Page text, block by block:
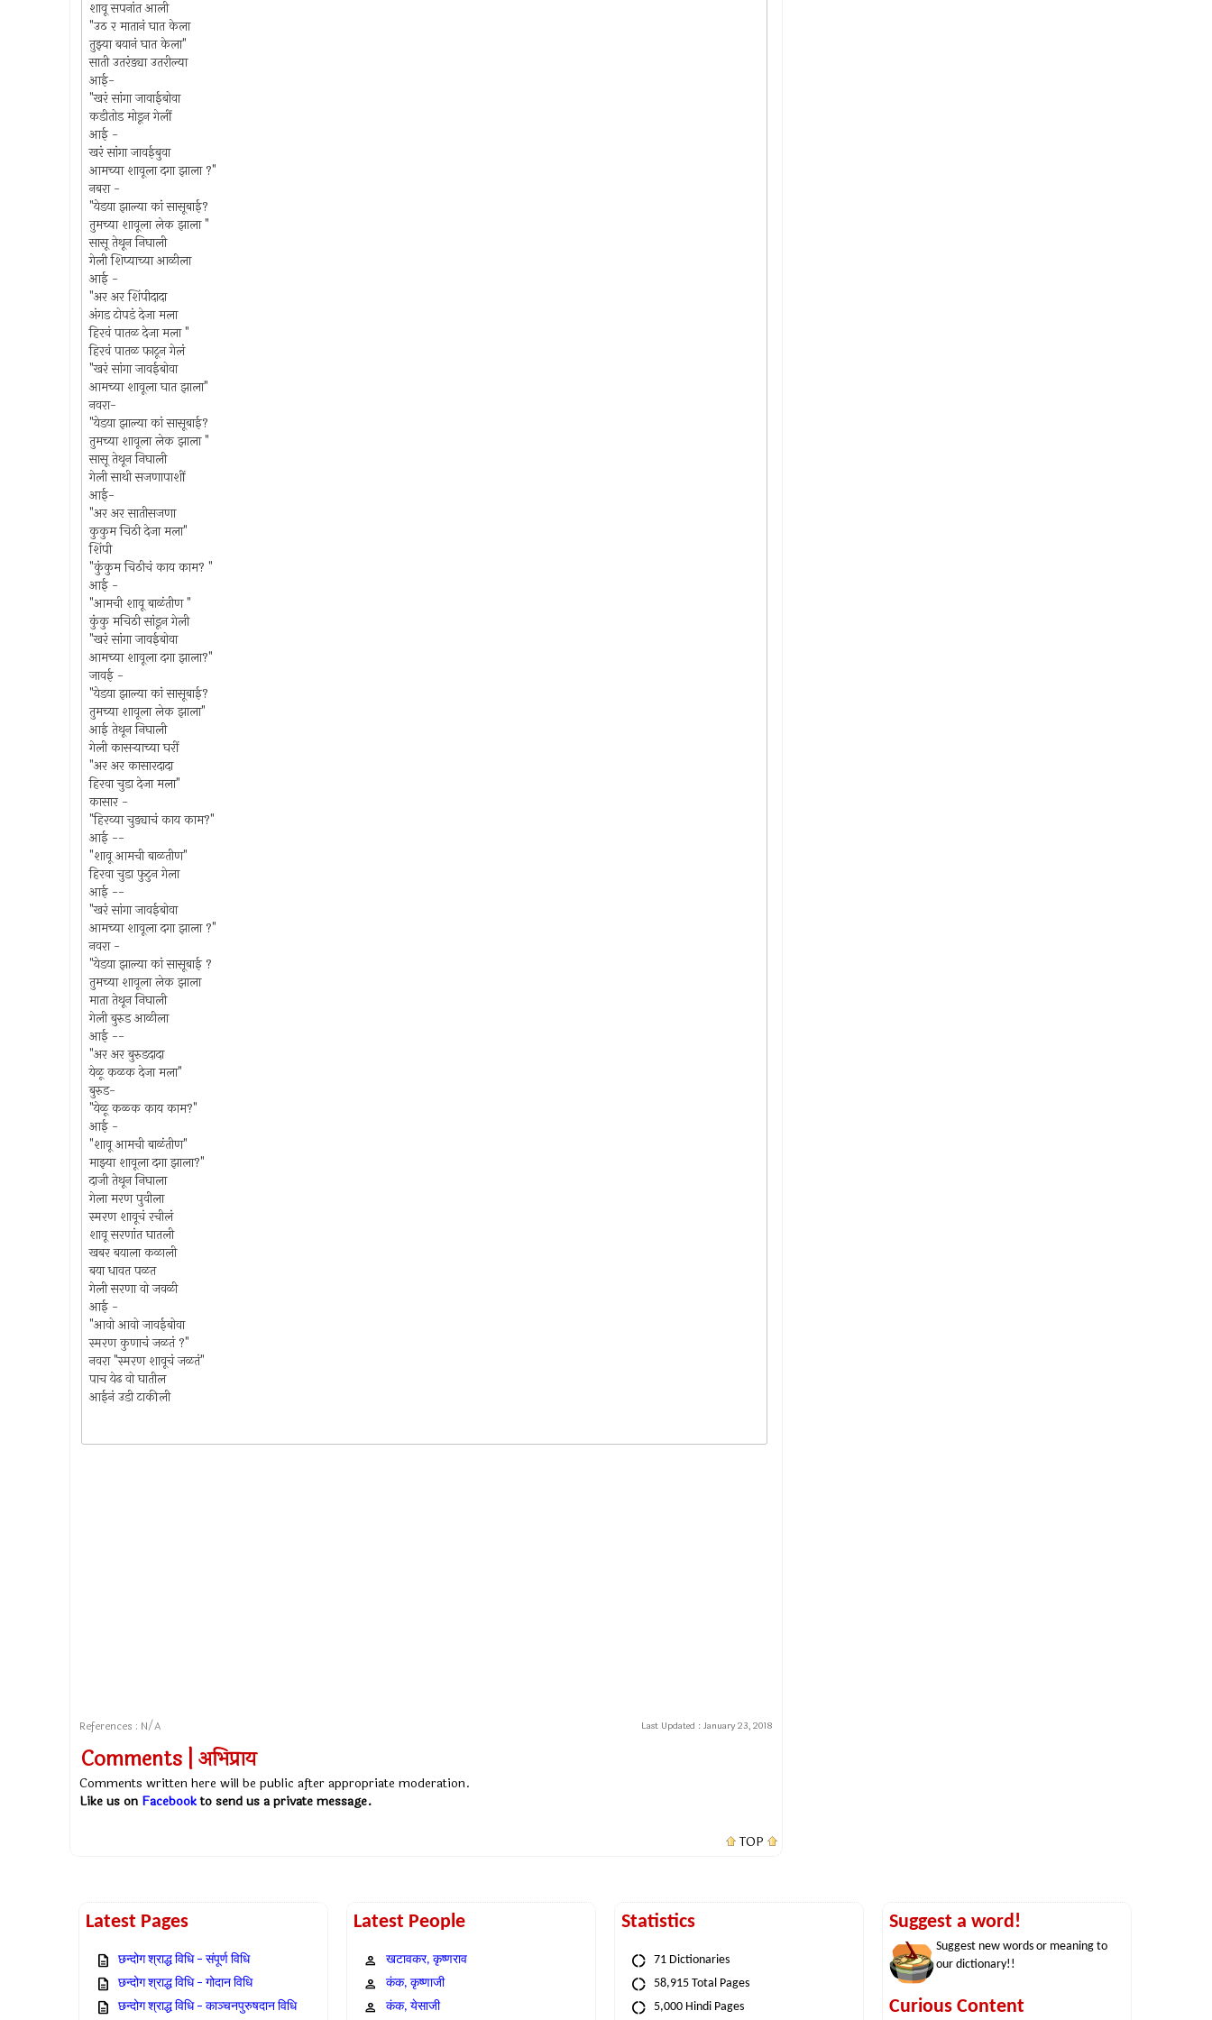
शावू सपनांत आली
"उठ र मातानं घात केला
तुझ्या बयानं घात केला"
साती उतरंड्या उतरील्या
आई-
"खरं सांगा जावाईबोवा
कडीतोड मोडून गेलीं
आई -
खरं सांगा जावईबुवा
आमच्या शावूला दगा झाला ?"
नबरा -
"येडया झाल्या कां सासूबाई?
तुमच्या शावूला लेक झाला "
सासू तेथून निघाली
गेली शिप्याच्या आळीला
आई -
"अर अर शिंपीदादा
अंगड टोपडं देजा मला
हिरवं पातळ देजा मला "
हिरवं पातळ फाटून गेलं
"खरं सांगा जावईबोवा
आमच्या शावूला घात झाला"
नवरा-
"येडया झाल्या कां सासूबाई?
तुमच्या शावूला लेक झाला "
सासू तेथून निघाली
गेली साथी सजणापाशीं
आई-
"अर अर सातीसजणा
कुकुम चिठी देजा मला"
शिंपी
"कुंकुम चिठीचं काय काम? "
आई -
"आमची शावू बाळंतीण "
कुंकु मचिठी सांडून गेली
"खरं सांगा जावईबोवा
आमच्या शावूला दगा झाला?"
जावई -
"येडया झाल्या कां सासूबाई?
तुमच्या शावूला लेक झाला"
आई तेथून निघाली
गेली कासर्‍याच्या घरीं
"अर अर कासारदादा
हिरवा चुडा देजा मला"
कासार -
"हिरव्या चुड्याचं काय काम?"
आई --
"शावू आमची बाळतीण"
हिरवा चुडा फुटुन गेला
आई --
"खरं सांगा जावईबोवा
आमच्या शावूला दगा झाला ?"
नवरा -
"येडया झाल्या कां सासूबाई ?
तुमच्या शावूला लेक झाला
माता तेथून निघाली
गेली बुरुड आळीला
आई --
"अर अर बुरुडदादा
येळू कळक देजा मला"
बुरुड-
"येळू कळ्क काय काम?"
आई -
"शावू आमची बाळंतीण"
माझ्या शावूला दगा झाला?"
दाजी तेथून निघाला
गेला मरण पुवीला
स्मरण शावूचं रचीलं
शावू सरणांत घातली
खबर बयाला कळाली
बया धावत पळत
गेली सरणा वो जवळी
आई -
"आवो आवो जावईबोवा
स्मरण कुणाचं जळतं ?"
नवरा "स्मरण शावूचं जळतं"
पाच येढ वो घातील
आईनं उडी टाकीली
References : N/A Last Updated : January 23, 2018
Comments | अभिप्राय
Comments written here will be public after appropriate moderation.
Like us on Facebookto send us a private message.
TOP
Latest Pages
छन्दोग श्राद्ध विधि – संपूर्ण विधि
छन्दोग श्राद्ध विधि – गोदान विधि
छन्दोग श्राद्ध विधि – काञ्चनपुरुषदान विधि
Latest People
खटावकर, कृष्णराव
कंक, कृष्णाजी
कंक, येसाजी
Statistics
71 Dictionaries
58,915 Total Pages
5,000 Hindi Pages
Suggest a word!
Suggest new words or meaning to
our dictionary!!
Curious Content